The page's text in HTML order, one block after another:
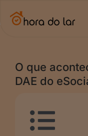
O que
DAE do